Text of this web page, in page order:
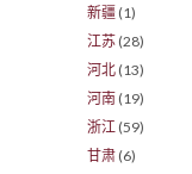
新疆 (1)
江苏 (28)
河北 (13)
河南 (19)
浙江 (59)
甘肃 (6)